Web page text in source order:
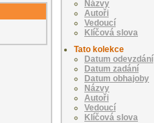
Názvy
Autoři
Vedoucí
Klíčová slova
Tato kolekce
Datum odevzdání
Datum zadání
Datum obhajoby
Názvy
Autoři
Vedoucí
Klíčová slova